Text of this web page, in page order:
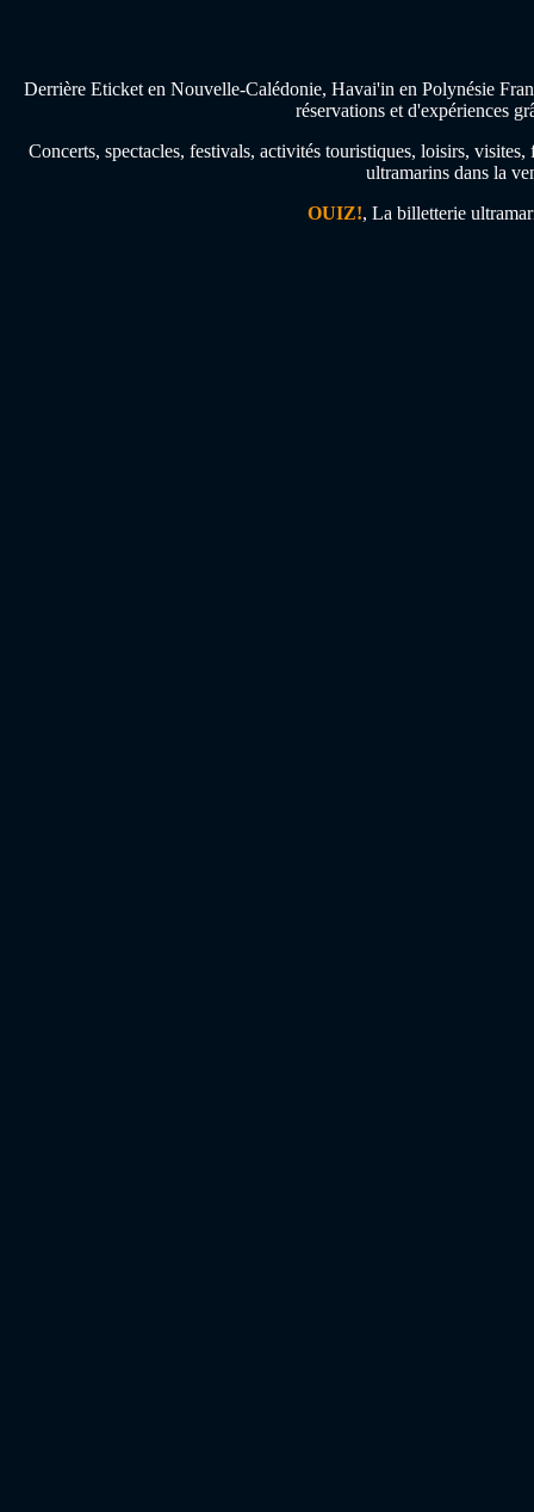
Derrière Eticket en Nouvelle-Calédonie, Havai'in en Polynésie
réservations et d'expériences
Concerts, spectacles, festivals, activités touristiques, loisirs,
ultramarins dans la
OUIZ!, La billetterie